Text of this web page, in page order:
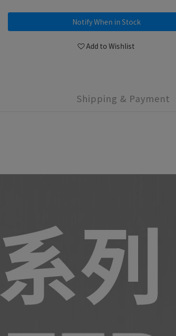
Notify When in Stock
Add to Wishlist
Shipping & Payment